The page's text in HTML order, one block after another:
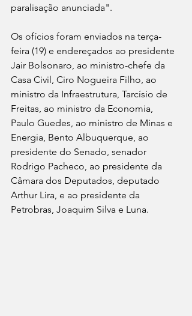
paralisação anunciada".
Os ofícios foram enviados na terça-
feira (19) e endereçados ao presidente
Jair Bolsonaro, ao ministro-chefe da
Casa Civil, Ciro Nogueira Filho, ao
ministro da Infraestrutura, Tarcísio de
Freitas, ao ministro da Economia,
Paulo Guedes, ao ministro de Minas e
Energia, Bento Albuquerque, ao
presidente do Senado, senador
Rodrigo Pacheco, ao presidente da
Câmara dos Deputados, deputado
Arthur Lira, e ao presidente da
Petrobras, Joaquim Silva e Luna.